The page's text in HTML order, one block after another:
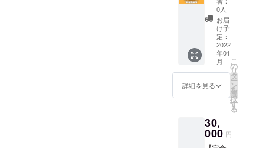
外は掲
載でき
ませ
ん。 ※
フォン
トはご
指定い
ませ
ん。 ※
ル、
ニック
ネーム
交換期
限内に
店頭に
お越し
くださ
い。
メール
提示で
チケッ
す。 チ
ケット
をご提
こちら
から
メール
をお送
りいた
します
ので 上
記より
ご希望
くださ
い。
【返信
プレゼ
ントチ
ケッ
ト】
2ヶ月間
毎日お
好きな
ドーナ
ツ
1pack
をプレ
ト！ 1
日最大
1000円
0人
お届
け予
定：
2022
年01
月
詳細を見る
こ
の
リ
タ
ー
ン
を
選
択
す
る
30,
000 円